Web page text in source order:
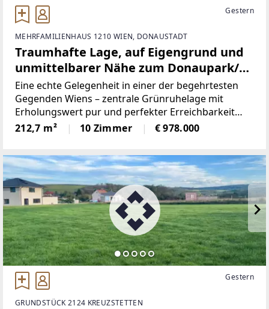
Gestern
MEHRFAMILIENHAUS 1210 WIEN, DONAUSTADT
Traumhafte Lage, auf Eigengrund und
unmittelbarer Nähe zum Donaupark/
Alte Donau - Bruckhaufen
Eine echte Gelegenheit in einer der begehrtesten
Gegenden Wiens – zentrale Grünruhelage mit
Erholungswert pur und perfekter Erreichbarkeit
„Wohnen wo andere Urlaub machen“ – einzigartige
212,7 m² 10 Zimmer € 978.000
Gestern
GRUNDSTÜCK 2124 KREUZSTETTEN